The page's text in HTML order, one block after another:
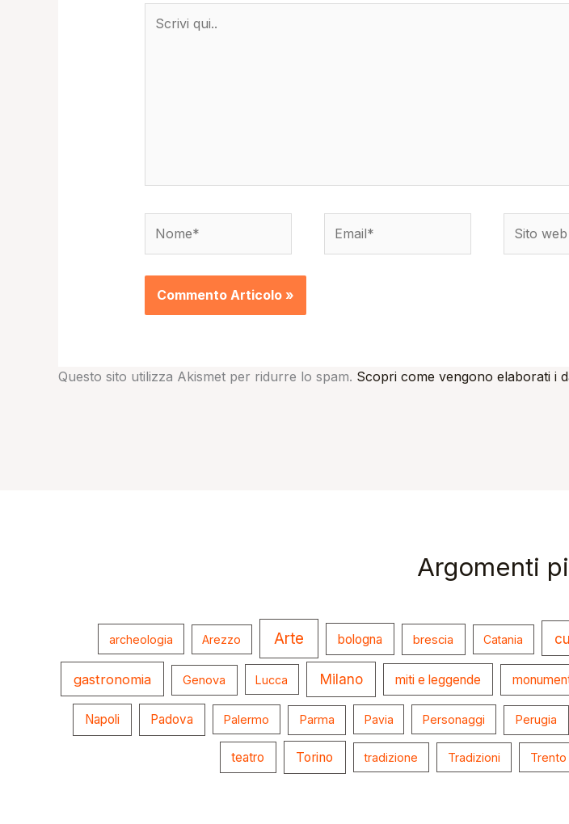
qui..
web
Questo sito utilizza Akismet per ridurre lo spam. Scopri come vengono elaborati i
Argomenti
archeologia Arezzo Arte bologna brescia Catania
gastronomia Genova Lucca Milano miti e leggende
Napoli Padova Palermo Parma Pavia Personaggi Perugia
teatro Torino tradizione Tradizioni Trento